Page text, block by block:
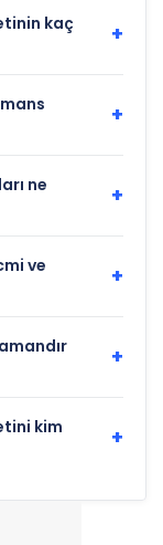
kaç
+
+
ne
+
ve
+
+
kim
+